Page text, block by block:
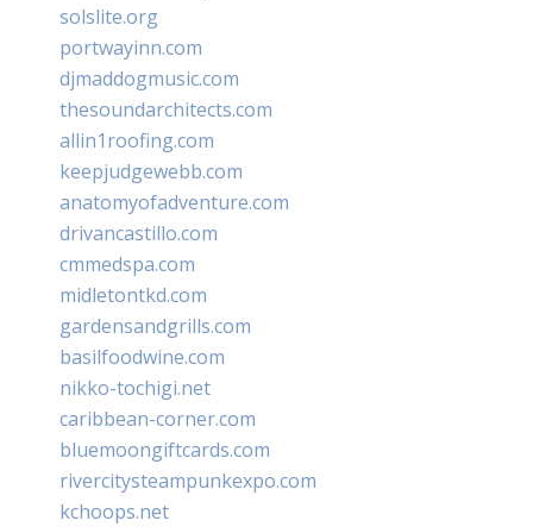
solslite.org
portwayinn.com
djmaddogmusic.com
thesoundarchitects.com
allin1roofing.com
keepjudgewebb.com
anatomyofadventure.com
drivancastillo.com
cmmedspa.com
midletontkd.com
gardensandgrills.com
basilfoodwine.com
nikko-tochigi.net
caribbean-corner.com
bluemoongiftcards.com
rivercitysteampunkexpo.com
kchoops.net